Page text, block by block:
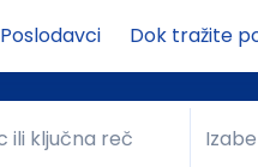
Poslodavci Dok tražite
ključna reč
ili ključna reč Grad